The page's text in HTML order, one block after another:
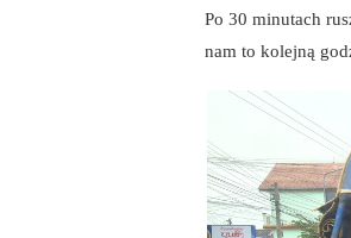
Po 30 minutach
nam to kolejną